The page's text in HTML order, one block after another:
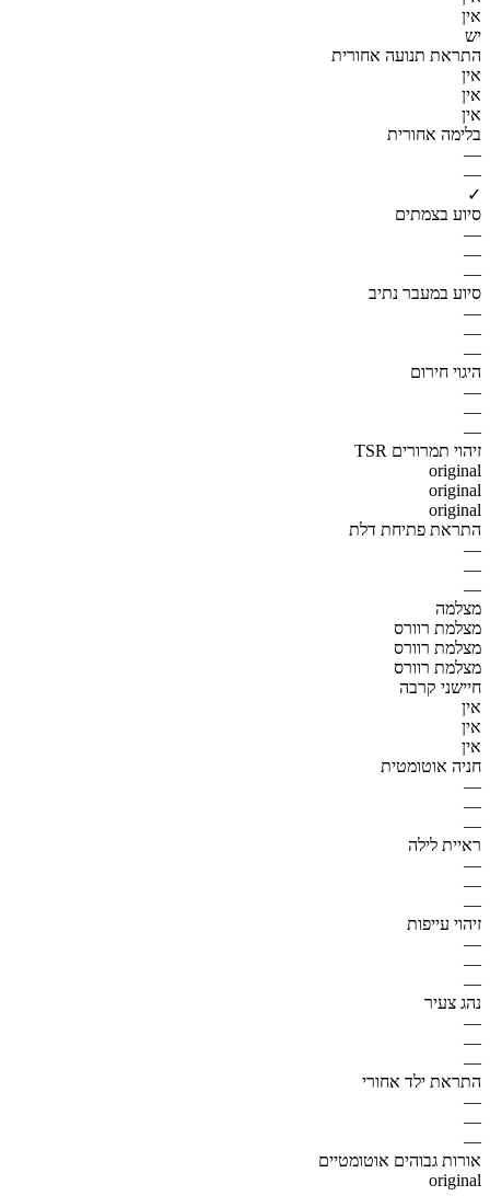
אין
יש
התראת תנועה אחורית
אין
אין
אין
בלימה אחורית
—
—
✓
סיוע בצמתים
—
—
—
סיוע במעבר נתיב
—
—
—
היגוי חירום
—
—
—
זיהוי תמרורים TSR
original
original
original
התראת פתיחת דלת
—
—
—
מצלמה
מצלמת רוורס
מצלמת רוורס
מצלמת רוורס
חיישני קרבה
אין
אין
אין
חניה אוטומטית
—
—
—
ראיית לילה
—
—
—
זיהוי עייפות
—
—
—
נהג צעיר
—
—
—
התראת ילד אחורי
—
—
—
אורות גבוהים אוטומטיים
original